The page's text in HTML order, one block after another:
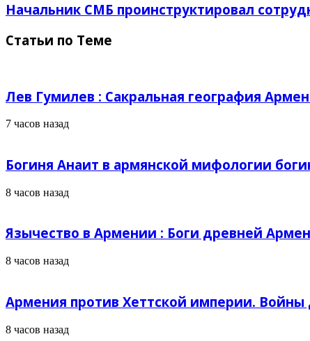
Начальник СМБ проинструктировал
Статьи по Теме
Лев Гумилев : Сакральная география
7 часов назад
Богиня Анаит в армянской мифологии
8 часов назад
Язычество в Армении : Боги древней
8 часов назад
Армения против Хеттской империи. Войны
8 часов назад